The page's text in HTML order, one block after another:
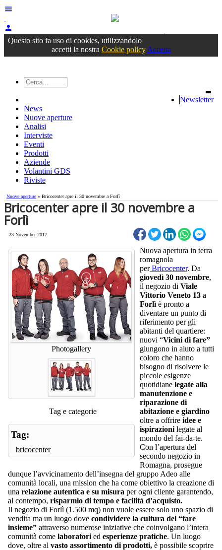
menu
person
Accedioppure registrati
Questo sito fa uso di cookies, utilizzandolo
accetti la nostra Cookie policy Accetta
Newsletter
News
Nuove aperture
Analisi
Interviste
Eventi
Prodotti
Aziende
Volantini GDS
Riviste
Nuove aperture » Bricocenter apre il 30 novembre a Forlì
Bricocenter apre il 30 novembre a
Forlì
23 November 2017
Photogallery
Tag e categorie
Tag:
bricocenter
Nuova apertura in terra
romagnola
per Bricocenter. Da
giovedì 30 novembre,
il negozio di Viale
Vittorio Veneto 13 a
Forlì è pronto a
diventare un punto di
riferimento per gli
abitanti del quartiere:
nuovi “Vicini di fare”
giungono in aiuto a tutti
coloro che hanno
bisogno di risolvere le
piccole esigenze
quotidiane legate alla
manutenzione e
riparazione di
abitazione e giardino
oltre a offrire idee e
ispirazioni legate al
mondo del fai-da-te.
Con l’apertura del
secondo negozio in
Romagna, prosegue
dunque l’avvicinamento dell’insegna del gruppo Adeo alle
comunità locali, una mission che ha come obiettivo la creazione di
una relazione autentica e su misura per ogni cliente garantendo,
al contempo, risparmio di tempo e facilità d’acquisto.
Il negozio di Forlì (1.500 mq) non vuole essere solo uno spazio di
vendita ma un luogo dove condividere la cultura del “fare
insieme” attraverso numerose iniziative che coinvolgano l’intera
comunità come laboratori ed esperienze pratiche. Un luogo
dove, oltre al vasto assortimento di prodotti, è possibile scoprire